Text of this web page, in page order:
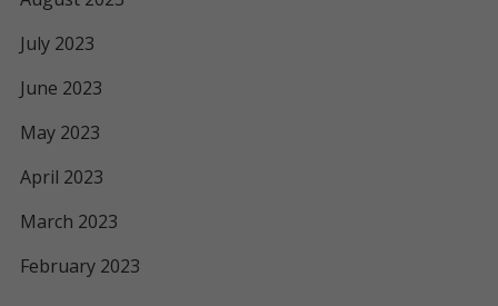
July 2023
June 2023
May 2023
April 2023
March 2023
February 2023